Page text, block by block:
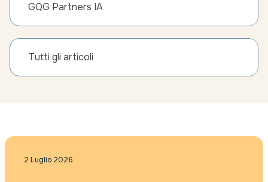
GQG Partners IA
Tutti gli articoli
2 Luglio 2026